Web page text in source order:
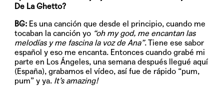
De La Ghetto?
BG: Es una canción que desde el principio, cuando me
tocaban la canción yo “oh my god, me encantan las
melodías y me fascina la voz de Ana”. Tiene ese sabor
español y eso me encanta. Entonces cuando grabé mi
parte en Los Ángeles, una semana después llegué aquí
(España), grabamos el vídeo, así fue de rápido “pum,
pum” y ya. It’s amazing!